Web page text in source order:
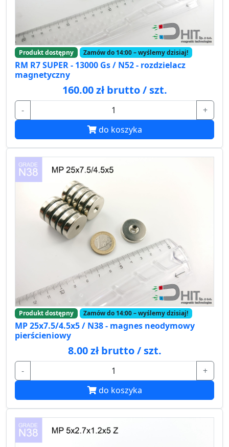
Produkt dostępny Zamów do 14:00 – wyślemy dzisiaj!
RM R7 SUPER - 13000 Gs / N52 - rozdzielacz
magnetyczny
160.00 zł brutto / szt.
-
+
do koszyka
Produkt dostępny Zamów do 14:00 – wyślemy dzisiaj!
MP 25x7.5/4.5x5 / N38 - magnes neodymowy
pierścieniowy
8.00 zł brutto / szt.
-
+
do koszyka